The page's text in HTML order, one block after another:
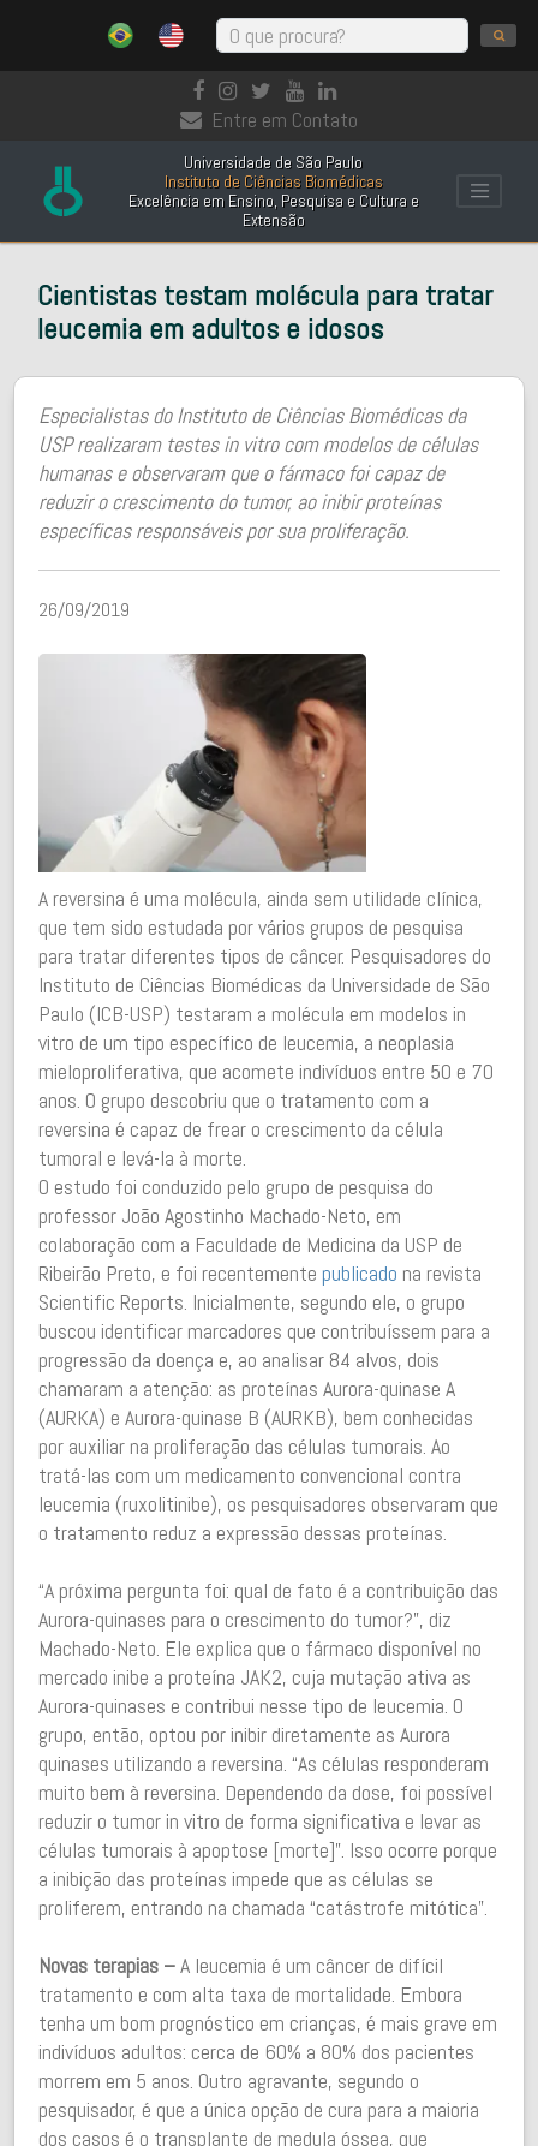
Entre em Contato
Universidade de São Paulo
Instituto de Ciências Biomédicas
Excelência em Ensino, Pesquisa e Cultura e
Extensão
Cientistas testam molécula para tratar
leucemia em adultos e idosos
Especialistas do Instituto de Ciências Biomédicas da
USP realizaram testes in vitro com modelos de células
humanas e observaram que o fármaco foi capaz de
reduzir o crescimento do tumor, ao inibir proteínas
específicas responsáveis por sua proliferação.
26/09/2019
A reversina é uma molécula, ainda sem utilidade clínica,
que tem sido estudada por vários grupos de pesquisa
para tratar diferentes tipos de câncer. Pesquisadores do
Instituto de Ciências Biomédicas da Universidade de São
Paulo (ICB-USP) testaram a molécula em modelos in
vitro de um tipo específico de leucemia, a neoplasia
mieloproliferativa, que acomete indivíduos entre 50 e 70
anos. O grupo descobriu que o tratamento com a
reversina é capaz de frear o crescimento da célula
tumoral e levá-la à morte.
O estudo foi conduzido pelo grupo de pesquisa do
professor João Agostinho Machado-Neto, em
colaboração com a Faculdade de Medicina da USP de
Ribeirão Preto, e foi recentemente publicado na revista
Scientific Reports. Inicialmente, segundo ele, o grupo
buscou identificar marcadores que contribuíssem para a
progressão da doença e, ao analisar 84 alvos, dois
chamaram a atenção: as proteínas Aurora-quinase A
(AURKA) e Aurora-quinase B (AURKB), bem conhecidas
por auxiliar na proliferação das células tumorais. Ao
tratá-las com um medicamento convencional contra
leucemia (ruxolitinibe), os pesquisadores observaram que
o tratamento reduz a expressão dessas proteínas.
“A próxima pergunta foi: qual de fato é a contribuição das
Aurora-quinases para o crescimento do tumor?”, diz
Machado-Neto. Ele explica que o fármaco disponível no
mercado inibe a proteína JAK2, cuja mutação ativa as
Aurora-quinases e contribui nesse tipo de leucemia. O
grupo, então, optou por inibir diretamente as Aurora
quinases utilizando a reversina. “As células responderam
muito bem à reversina. Dependendo da dose, foi possível
reduzir o tumor in vitro de forma significativa e levar as
células tumorais à apoptose [morte]”. Isso ocorre porque
a inibição das proteínas impede que as células se
proliferem, entrando na chamada “catástrofe mitótica”.
Novas terapias –A leucemia é um câncer de difícil
tratamento e com alta taxa de mortalidade. Embora
tenha um bom prognóstico em crianças, é mais grave em
indivíduos adultos: cerca de 60% a 80% dos pacientes
morrem em 5 anos. Outro agravante, segundo o
pesquisador, é que a única opção de cura para a maioria
dos casos é o transplante de medula óssea, que